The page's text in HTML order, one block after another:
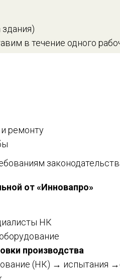
в течение одного
ремонту
от «Инновапро»
НК
производства
(НК) → испытания